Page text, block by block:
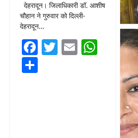
देहरादून। जिलाधिकारी डॉ. आशीष
चौहान ने गुरुवार को दिल्ली-
देहरादून…
Facebook
Twitter
Email
Share